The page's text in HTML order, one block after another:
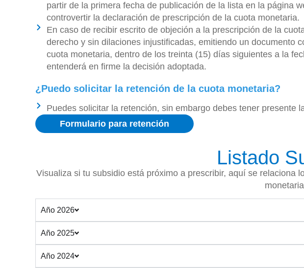
partir de la primera fecha de publicación de la lista en la página
controvertir la declaración de prescripción de la cuota monetaria.
En caso de recibir escrito de objeción a la prescripción de la
derecho y sin dilaciones injustificadas, emitiendo un documento
cuota monetaria, dentro de los treinta (15) días siguientes a la
entenderá en firme la decisión adoptada.
¿Puedo solicitar la retención de la cuota monetaria?
Puedes solicitar la retención, sin embargo debes tener presente
Formulario para retención
Listado
Visualiza si tu subsidio está próximo a prescribir, aquí se relaciona
Año 2026
Año 2025
Año 2024